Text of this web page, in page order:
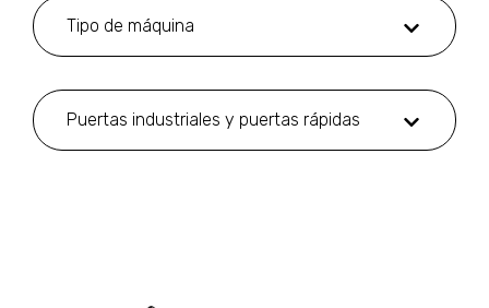
Tipo de máquina
Puertas industriales y puertas rápidas